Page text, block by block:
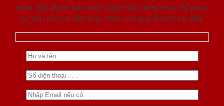
dưới đây được bảo mật tuyệt đối cũng như chỉ phục
vụ yêu cầu tư vấn duy nhất của quý khách tại đây.